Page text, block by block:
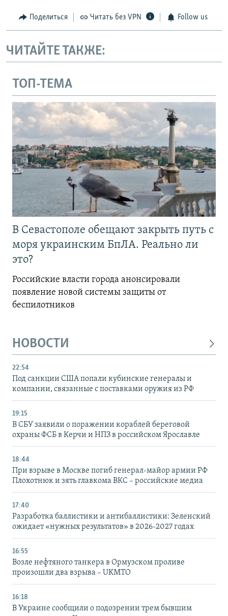
Поделиться Читать без VPN Follow us
ЧИТАЙТЕ ТАКЖЕ:
ТОП-ТЕМА
В Севастополе обещают закрыть путь с
моря украинским БпЛА. Реально ли
это?
Российские власти города анонсировали
появление новой системы защиты от
беспилотников
НОВОСТИ
22:54
Под санкции США попали кубинские генералы и
компании, связанные с поставками оружия из РФ
19:15
В СБУ заявили о поражении кораблей береговой
охраны ФСБ в Керчи и НПЗ в российском Ярославле
18:44
При взрыве в Москве погиб генерал-майор армии РФ
Плохотнюк и зять главкома ВКС – российские медиа
17:40
Разработка баллистики и антибаллистики: Зеленский
ожидает «нужных результатов» в 2026-2027 годах
16:55
Возле нефтяного танкера в Ормузском проливе
произошли два взрыва – UKMTO
16:18
В Украине сообщили о подозрении трем бывшим